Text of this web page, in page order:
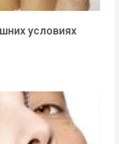
условиях